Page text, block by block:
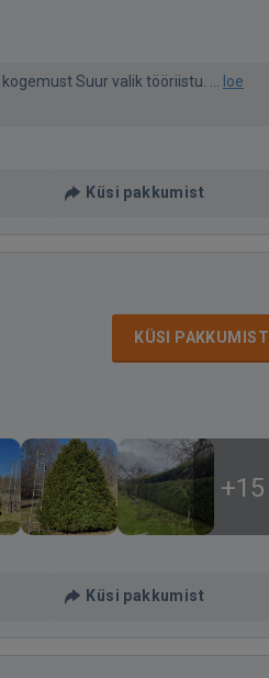
Suur valik tööriistu. ...
loe
Küsi pakkumist
KÜSI PAKKUMIST
+15
Küsi pakkumist